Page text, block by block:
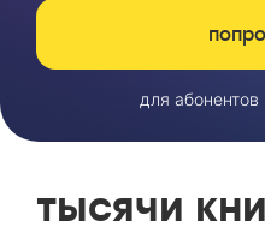
для абонентов
тысячи